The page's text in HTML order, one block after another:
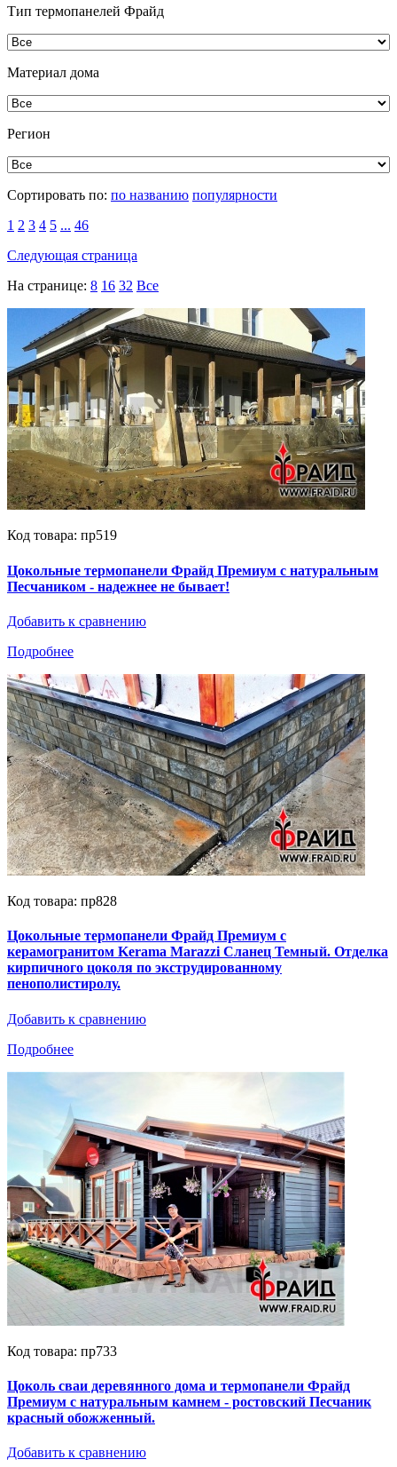
Тип термопанелей Фрайд
Материал дома
Регион
Сортировать по: по названию популярности
1 2 3 4 5 ... 46
Следующая страница
На странице: 8 16 32 Все
Код товара: пр519
Цокольные термопанели Фрайд Премиум с натуральным
Песчаником - надежнее не бывает!
Добавить к сравнению
Подробнее
Код товара: пр828
Цокольные термопанели Фрайд Премиум с
керамогранитом Kerama Marazzi Сланец Темный. Отделка
кирпичного цоколя по экструдированному
пенополистиролу.
Добавить к сравнению
Подробнее
Код товара: пр733
Цоколь сваи деревянного дома и термопанели Фрайд
Премиум с натуральным камнем - ростовский Песчаник
красный обожженный.
Добавить к сравнению